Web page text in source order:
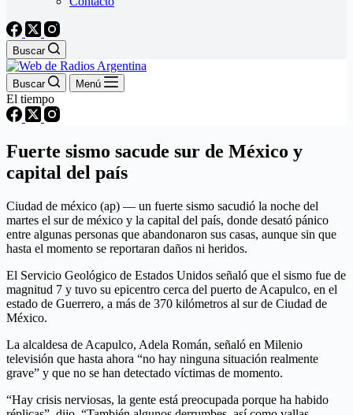
Buscar
Buscar Menú
El tiempo
Fuerte sismo sacude sur de México y
capital del país
Ciudad de méxico (ap) — un fuerte sismo sacudió la noche del
martes el sur de méxico y la capital del país, donde desató pánico
entre algunas personas que abandonaron sus casas, aunque sin que
hasta el momento se reportaran daños ni heridos.
El Servicio Geológico de Estados Unidos señaló que el sismo fue de
magnitud 7 y tuvo su epicentro cerca del puerto de Acapulco, en el
estado de Guerrero, a más de 370 kilómetros al sur de Ciudad de
México.
La alcaldesa de Acapulco, Adela Román, señaló en Milenio
televisión que hasta ahora “no hay ninguna situación realmente
grave” y que no se han detectado víctimas de momento.
“Hay crisis nerviosas, la gente está preocupada porque ha habido